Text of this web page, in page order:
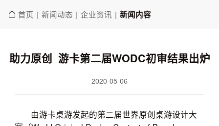
首页 | 新闻动态 | 企业资讯 | 新闻内容
助力原创 游卡第二届WODC初审结果出炉
2020-05-06
由游卡桌游发起的第二届世界原创桌游设计大